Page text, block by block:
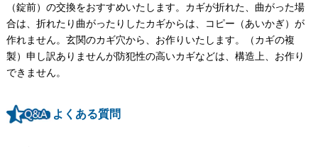
（錠前）の交換をおすすめいたします。カギが折れた、曲がった場
合は、折れたり曲がったりしたカギからは、コピー（あいかぎ）が
作れません。玄関のカギ穴から、お作りいたします。（カギの複
製）申し訳ありませんが防犯性の高いカギなどは、構造上、お作り
できません。
よくある質問